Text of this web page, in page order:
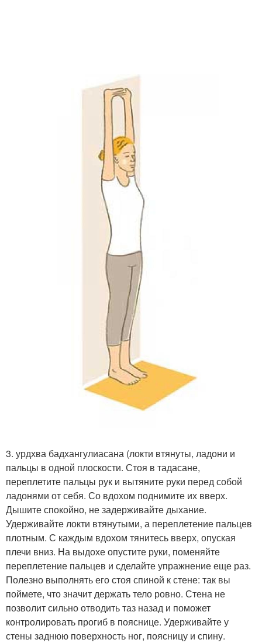
3. урдхва бадхангулиасана (локти втянуты, ладони и
пальцы в одной плоскости. Стоя в тадасане,
переплетите пальцы рук и вытяните руки перед собой
ладонями от себя. Со вдохом поднимите их вверх.
Дышите спокойно, не задерживайте дыхание.
Удерживайте локти втянутыми, а переплетение пальцев
плотным. С каждым вдохом тянитесь вверх, опуская
плечи вниз. На выдохе опустите руки, поменяйте
переплетение пальцев и сделайте упражнение еще раз.
Полезно выполнять его стоя спиной к стене: так вы
поймете, что значит держать тело ровно. Стена не
позволит сильно отводить таз назад и поможет
контролировать прогиб в пояснице. Удерживайте у
стены заднюю поверхность ног, поясницу и спину.